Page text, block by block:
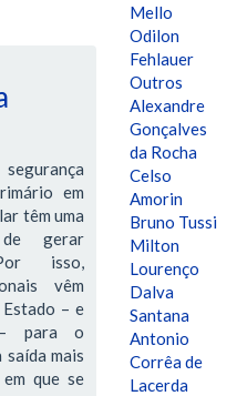
em
têm uma
de gerar
isso,
vêm
– e
para o
mais
que se
Mello
Odilon
Fehlauer
Outros
Alexandre
Gonçalves
da Rocha
Celso
Amorin
Bruno Tussi
Milton
Lourenço
Dalva
Santana
Antonio
Corrêa de
Lacerda